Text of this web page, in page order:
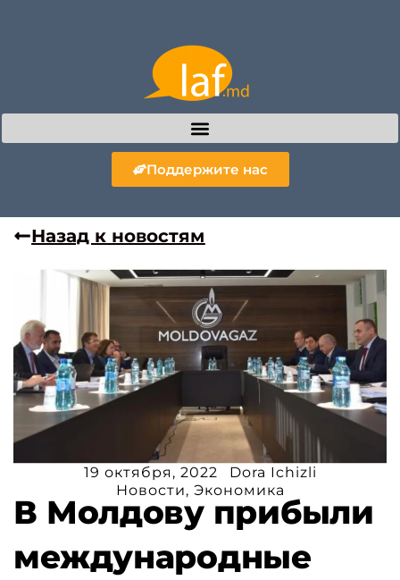
Поддержите нас
Назад к новостям
19 октября, 2022
Dora Ichizli
Новости, Экономика
В Молдову прибыли
международные